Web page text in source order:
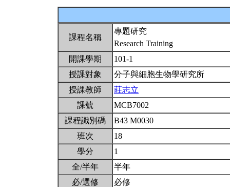
課程名稱
專題研究
Research Training
開課學期
101-1
授課對象
分子與細胞生物學研究所
授課教師
莊志立
課號
MCB7002
課程識別碼
B43 M0030
班次
18
學分
1
全/半年
半年
必/選修
必修